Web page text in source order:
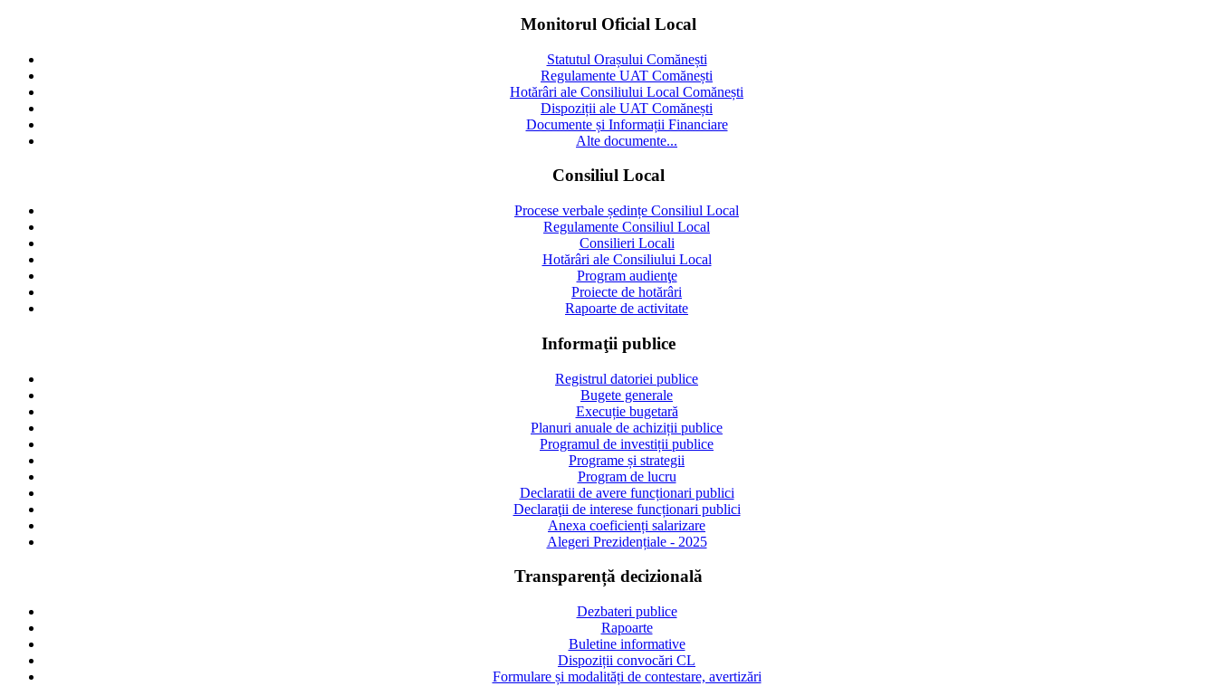
Monitorul Oficial Local
Statutul Orașului Comănești
Regulamente UAT Comănești
Hotărâri ale Consiliului Local Comănești
Dispoziții ale UAT Comănești
Documente și Informații Financiare
Alte documente...
Consiliul Local
Procese verbale ședințe Consiliul Local
Regulamente Consiliul Local
Consilieri Locali
Hotărâri ale Consiliului Local
Program audienţe
Proiecte de hotărâri
Rapoarte de activitate
Informaţii publice
Registrul datoriei publice
Bugete generale
Execuție bugetară
Planuri anuale de achiziții publice
Programul de investiții publice
Programe și strategii
Program de lucru
Declaratii de avere funcționari publici
Declaraţii de interese funcționari publici
Anexa coeficienți salarizare
Alegeri Prezidențiale - 2025
Transparență decizională
Dezbateri publice
Rapoarte
Buletine informative
Dispoziții convocări CL
Formulare și modalități de contestare, avertizări